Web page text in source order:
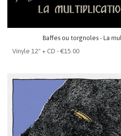
Baffes ou torgnoles - La